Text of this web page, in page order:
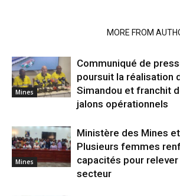
MORE FROM
Mines
Communiqué de
poursuit la réalisation
Simandou et franchit
jalons opérationnels
Mines
Ministère des Mines
Plusieurs femmes
capacités pour
secteur